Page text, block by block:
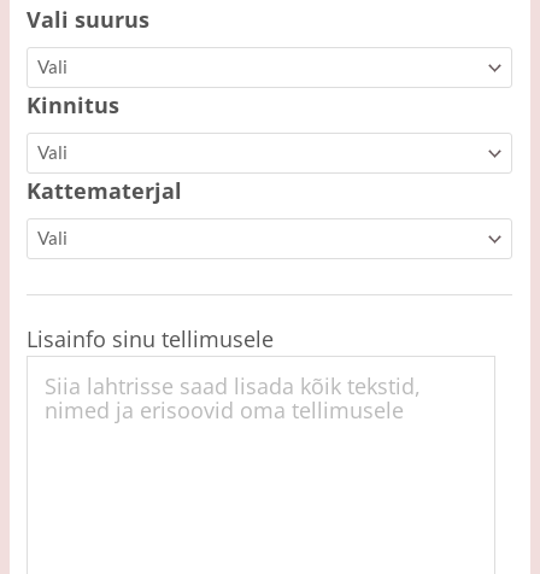
Vali suurus
Kinnitus
Kattematerjal
Lisainfo sinu tellimusele